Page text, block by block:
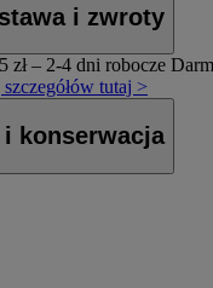
i zwroty
zł – 2-4 dni robocze
tutaj >
konserwacja